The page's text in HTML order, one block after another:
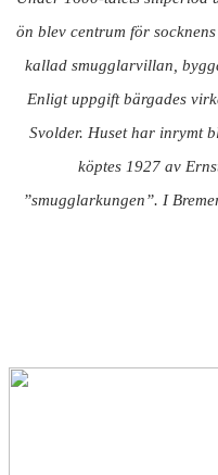
ön blev centrum för
kallad smugglarvillan,
Enligt uppgift bärgades
Svolder. Huset har inrymt
köptes 1927 av
”smugglarkungen”. I